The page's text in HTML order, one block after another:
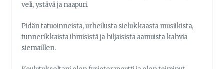
veli, ystävä ja naapuri.
Pidän tatuoinneista, urheilusta sielukkaasta musiikista,
tunnerikkaista ihmisistä ja hiljaisista aamuista kahvia
siemaillen.